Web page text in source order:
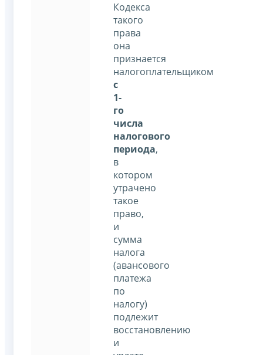
Кодекса
такого
права
она
признается
налогоплательщиком
с
1-
го
числа
налогового
периода,
в
котором
утрачено
такое
право,
и
сумма
налога
(авансового
платежа
по
налогу)
подлежит
восстановлению
и